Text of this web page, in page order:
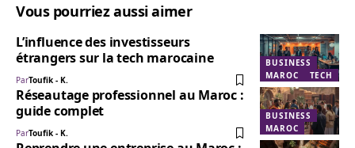
Vous pourriez aussi aimer
BUSINESS
MAROC
TECH
L’influence des investisseurs
étrangers sur la tech marocaine
ParToufik - K.
BUSINESS
MAROC
Réseautage professionnel au Maroc :
guide complet
ParToufik - K.